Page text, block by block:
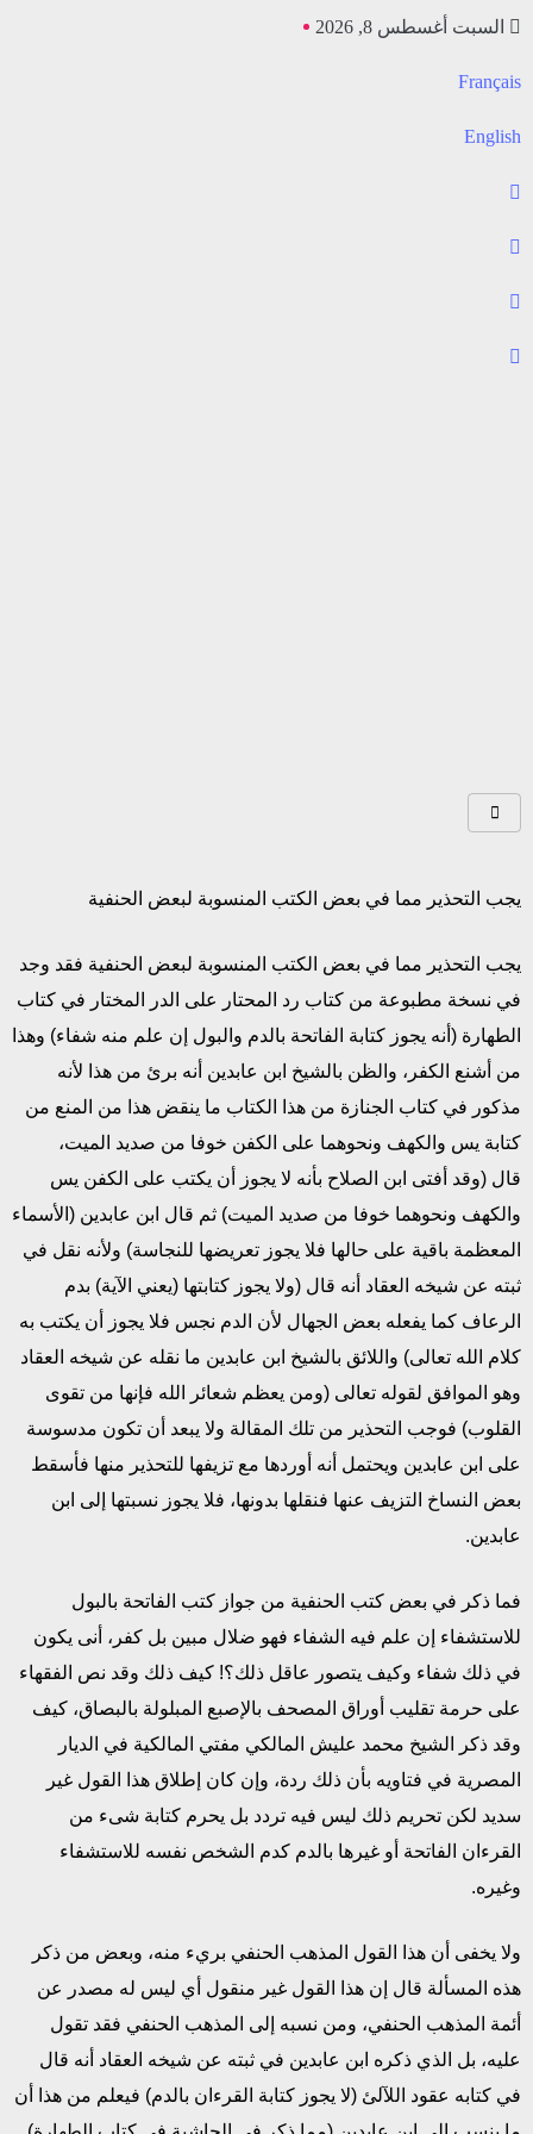
السبت أغسطس 8, 2026
Français
English
يجب التحذير مما في بعض الكتب المنسوبة لبعض الحنفية
يجب التحذير مما في بعض الكتب المنسوبة لبعض الحنفية فقد وجد
في نسخة مطبوعة من كتاب رد المحتار على الدر المختار في كتاب
الطهارة (أنه يجوز كتابة الفاتحة بالدم والبول إن علم منه شفاء) وهذا
من أشنع الكفر، والظن بالشيخ ابن عابدين أنه برئ من هذا لأنه
مذكور في كتاب الجنازة من هذا الكتاب ما ينقض هذا من المنع من
كتابة يس والكهف ونحوهما على الكفن خوفا من صديد الميت،
قال (وقد أفتى ابن الصلاح بأنه لا يجوز أن يكتب على الكفن يس
والكهف ونحوهما خوفا من صديد الميت) ثم قال ابن عابدين (الأسماء
المعظمة باقية على حالها فلا يجوز تعريضها للنجاسة) ولأنه نقل في
ثبته عن شيخه العقاد أنه قال (ولا يجوز كتابتها (يعني الآية) بدم
الرعاف كما يفعله بعض الجهال لأن الدم نجس فلا يجوز أن يكتب به
كلام الله تعالى) واللائق بالشيخ ابن عابدين ما نقله عن شيخه العقاد
وهو الموافق لقوله تعالى (ومن يعظم شعائر الله فإنها من تقوى
القلوب) فوجب التحذير من تلك المقالة ولا يبعد أن تكون مدسوسة
على ابن عابدين ويحتمل أنه أوردها مع تزيفها للتحذير منها فأسقط
بعض النساخ التزيف عنها فنقلها بدونها، فلا يجوز نسبتها إلى ابن
عابدين.
فما ذكر في بعض كتب الحنفية من جواز كتب الفاتحة بالبول
للاستشفاء إن علم فيه الشفاء فهو ضلال مبين بل كفر، أنى يكون
في ذلك شفاء وكيف يتصور عاقل ذلك؟! كيف ذلك وقد نص الفقهاء
على حرمة تقليب أوراق المصحف بالإصبع المبلولة بالبصاق، كيف
وقد ذكر الشيخ محمد عليش المالكي مفتي المالكية في الديار
المصرية في فتاويه بأن ذلك ردة، وإن كان إطلاق هذا القول غير
سديد لكن تحريم ذلك ليس فيه تردد بل يحرم كتابة شىء من
القرءان الفاتحة أو غيرها بالدم كدم الشخص نفسه للاستشفاء
وغيره.
ولا يخفى أن هذا القول المذهب الحنفي بريء منه، وبعض من ذكر
هذه المسألة قال إن هذا القول غير منقول أي ليس له مصدر عن
أئمة المذهب الحنفي، ومن نسبه إلى المذهب الحنفي فقد تقول
عليه، بل الذي ذكره ابن عابدين في ثبته عن شيخه العقاد أنه قال
في كتابه عقود اللآلئ (لا يجوز كتابة القرءان بالدم) فيعلم من هذا أن